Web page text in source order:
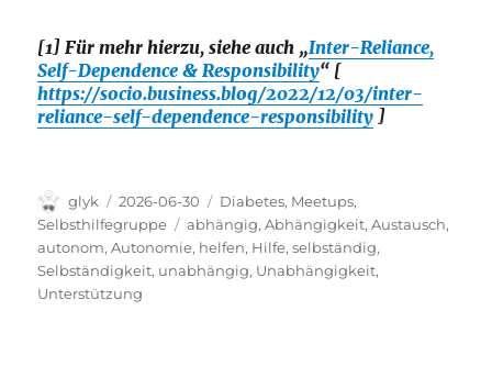
[1] Für mehr hierzu, siehe auch „Inter-Reliance,
Self-Dependence & Responsibility“ [
https://socio.business.blog/2022/12/03/inter-
reliance-self-dependence-responsibility ]
Autor
glyk
Veröffentlicht
am
2026-06-30 Kategorien
Diabetes, Meetups,
Selbsthilfegruppe
Schlagwörter
abhängig,Abhängigkeit,Austausch,
autonom,Autonomie, helfen, Hilfe,selbständig,
Selbständigkeit, unabhängig, Unabhängigkeit,
Unterstützung